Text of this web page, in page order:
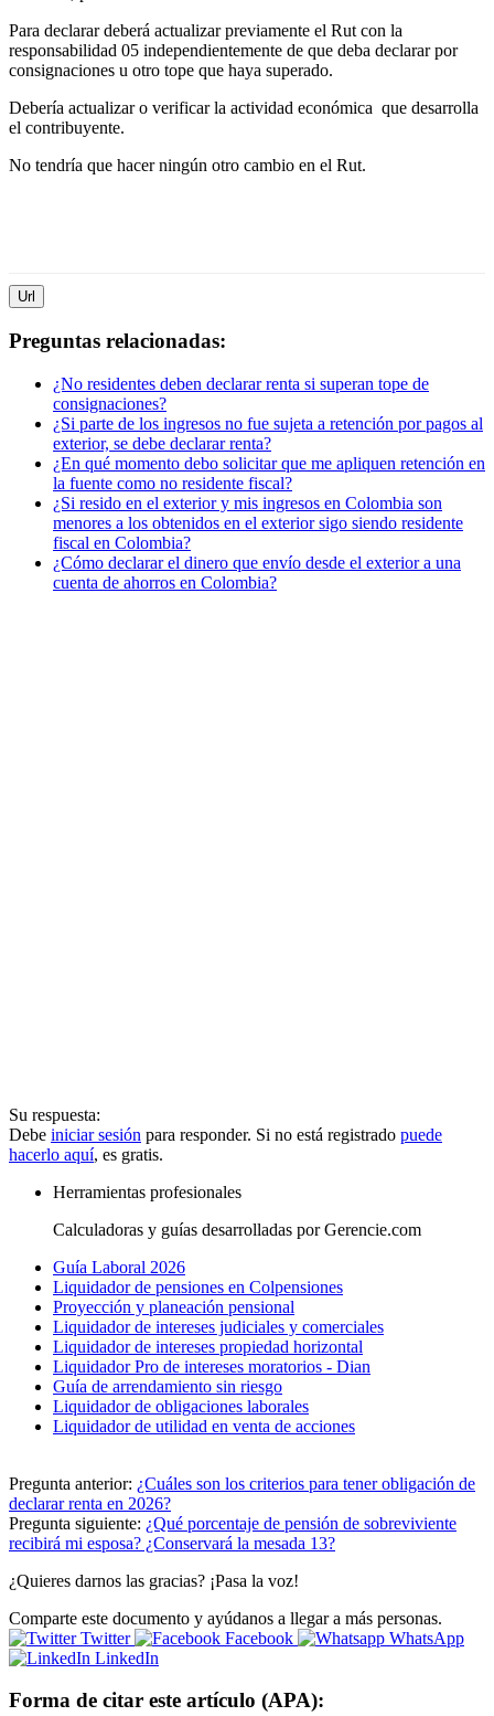
Para declarar deberá actualizar previamente el Rut con la
responsabilidad 05 independientemente de que deba declarar por
consignaciones u otro tope que haya superado.
Debería actualizar o verificar la actividad económica que desarrolla
el contribuyente.
No tendría que hacer ningún otro cambio en el Rut.
Url
Preguntas relacionadas:
¿No residentes deben declarar renta si superan tope de
consignaciones?
¿Si parte de los ingresos no fue sujeta a retención por pagos al
exterior, se debe declarar renta?
¿En qué momento debo solicitar que me apliquen retención en
la fuente como no residente fiscal?
¿Si resido en el exterior y mis ingresos en Colombia son
menores a los obtenidos en el exterior sigo siendo residente
fiscal en Colombia?
¿Cómo declarar el dinero que envío desde el exterior a una
cuenta de ahorros en Colombia?
Su respuesta:
Debe iniciar sesión para responder. Si no está registrado puede
hacerlo aquí, es gratis.
Herramientas profesionales
Calculadoras y guías desarrolladas por Gerencie.com
Guía Laboral 2026
Liquidador de pensiones en Colpensiones
Proyección y planeación pensional
Liquidador de intereses judiciales y comerciales
Liquidador de intereses propiedad horizontal
Liquidador Pro de intereses moratorios - Dian
Guía de arrendamiento sin riesgo
Liquidador de obligaciones laborales
Liquidador de utilidad en venta de acciones
Pregunta anterior: ¿Cuáles son los criterios para tener obligación de
declarar renta en 2026?
Pregunta siguiente: ¿Qué porcentaje de pensión de sobreviviente
recibirá mi esposa? ¿Conservará la mesada 13?
¿Quieres darnos las gracias? ¡Pasa la voz!
Comparte este documento y ayúdanos a llegar a más personas.
Twitter
Facebook
WhatsApp
LinkedIn
Forma de citar este artículo (APA):